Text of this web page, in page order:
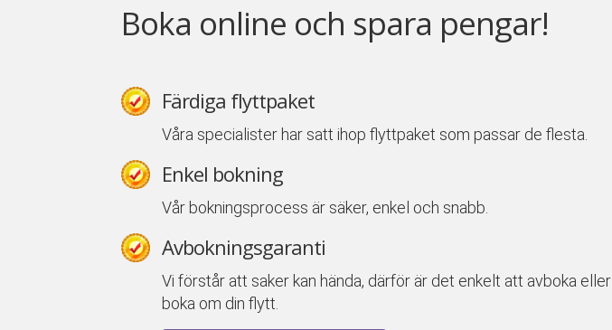
Boka online och spara pengar!
Färdiga flyttpaket
Våra specialister har satt ihop flyttpaket som passar de flesta.
Enkel bokning
Vår bokningsprocess är säker, enkel och snabb.
Avbokningsgaranti
Vi förstår att saker kan hända, därför är det enkelt att avboka eller
boka om din flytt.